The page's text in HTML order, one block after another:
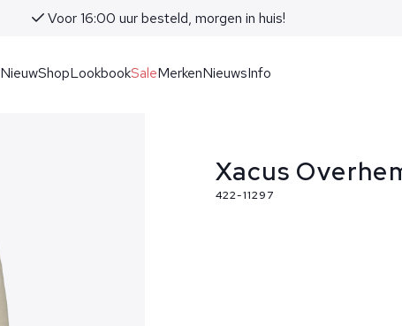
Voor 16:00 uur besteld, morgen in huis!
NieuwShopLookbookSaleMerkenNieuwsInfo
Xacus
422-11297